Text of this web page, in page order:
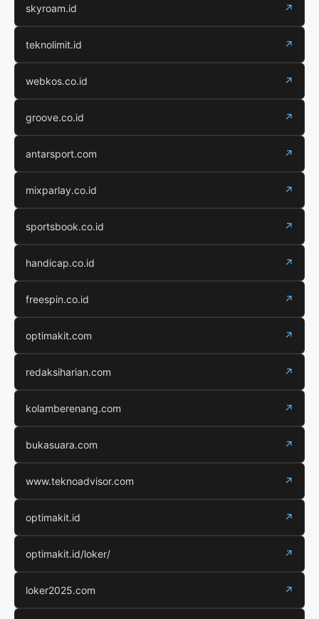
skyroam.id ↗
teknolimit.id ↗
webkos.co.id ↗
groove.co.id ↗
antarsport.com ↗
mixparlay.co.id ↗
sportsbook.co.id ↗
handicap.co.id ↗
freespin.co.id ↗
optimakit.com ↗
redaksiharian.com ↗
kolamberenang.com ↗
bukasuara.com ↗
www.teknoadvisor.com ↗
optimakit.id ↗
optimakit.id/loker/ ↗
loker2025.com ↗